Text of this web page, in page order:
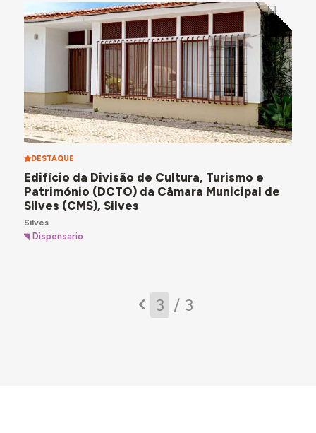
DESTAQUE
Edifício da Divisão de Cultura, Turismo e
Património (DCTO) da Câmara Municipal de
Silves (CMS), Silves
Silves
Dispensario
/ 3